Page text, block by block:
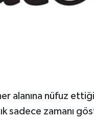
alanına nüfuz
sadece zamanı